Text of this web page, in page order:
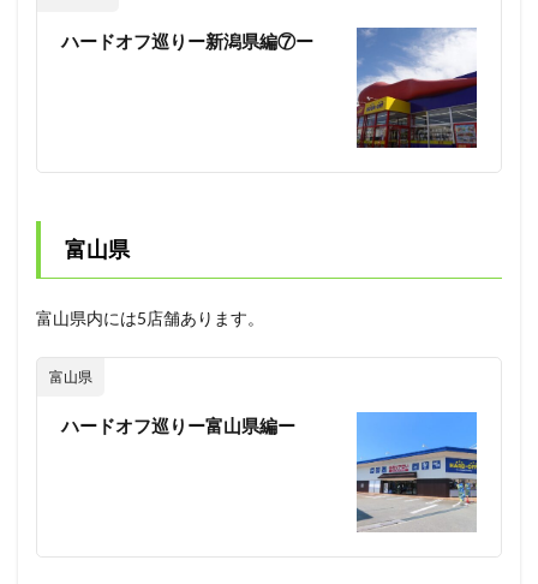
ハードオフ巡りー新潟県編⑦ー
富山県
富山県内には5店舗あります。
富山県
ハードオフ巡りー富山県編ー